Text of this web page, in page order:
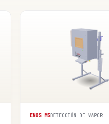
ENOS MSDETECCIÓN DE VAPOR